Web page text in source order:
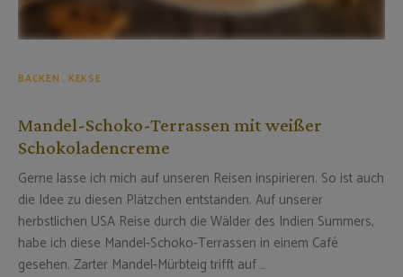
BACKEN KEKSE
Mandel-Schoko-Terrassen mit weißer
Schokoladencreme
Gerne lasse ich mich auf unseren Reisen inspirieren. So ist auch
die Idee zu diesen Plätzchen entstanden. Auf unserer
herbstlichen USA Reise durch die Wälder des Indien Summers,
habe ich diese Mandel-Schoko-Terrassen in einem Café
gesehen. Zarter Mandel-Mürbteig trifft auf …